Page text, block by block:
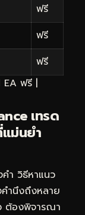
ฟรี
ฟรี
ฟรี
EA ฟรี |
เทรด
ม่นยำ
ำ วิธีหาแนว
ำนึงถึงหลาย
ต้องพิจารณา